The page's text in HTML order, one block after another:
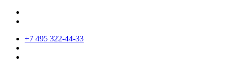
+7 495 322-44-33